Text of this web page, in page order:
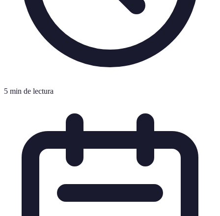
5 min de lectura